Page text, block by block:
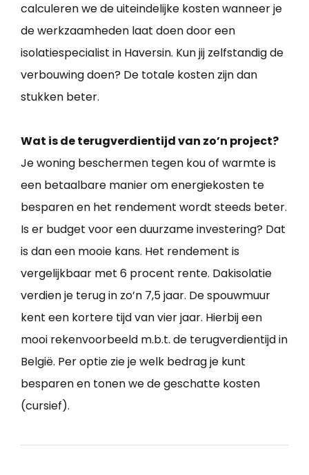
calculeren we de uiteindelijke kosten wanneer je
de werkzaamheden laat doen door een
isolatiespecialist in Haversin. Kun jij zelfstandig de
verbouwing doen? De totale kosten zijn dan
stukken beter.
Wat is de terugverdientijd van zo’n project?
Je woning beschermen tegen kou of warmte is
een betaalbare manier om energiekosten te
besparen en het rendement wordt steeds beter.
Is er budget voor een duurzame investering? Dat
is dan een mooie kans. Het rendement is
vergelijkbaar met 6 procent rente. Dakisolatie
verdien je terug in zo’n 7,5 jaar. De spouwmuur
kent een kortere tijd van vier jaar. Hierbij een
mooi rekenvoorbeeld m.b.t. de terugverdientijd in
België. Per optie zie je welk bedrag je kunt
besparen en tonen we de geschatte kosten
(cursief).